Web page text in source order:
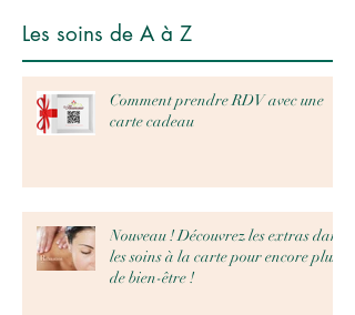
Les soins de A à Z
Comment prendre RDV avec une
carte cadeau
Nouveau ! Découvrez les extras dans
les soins à la carte pour encore plus
de bien-être !